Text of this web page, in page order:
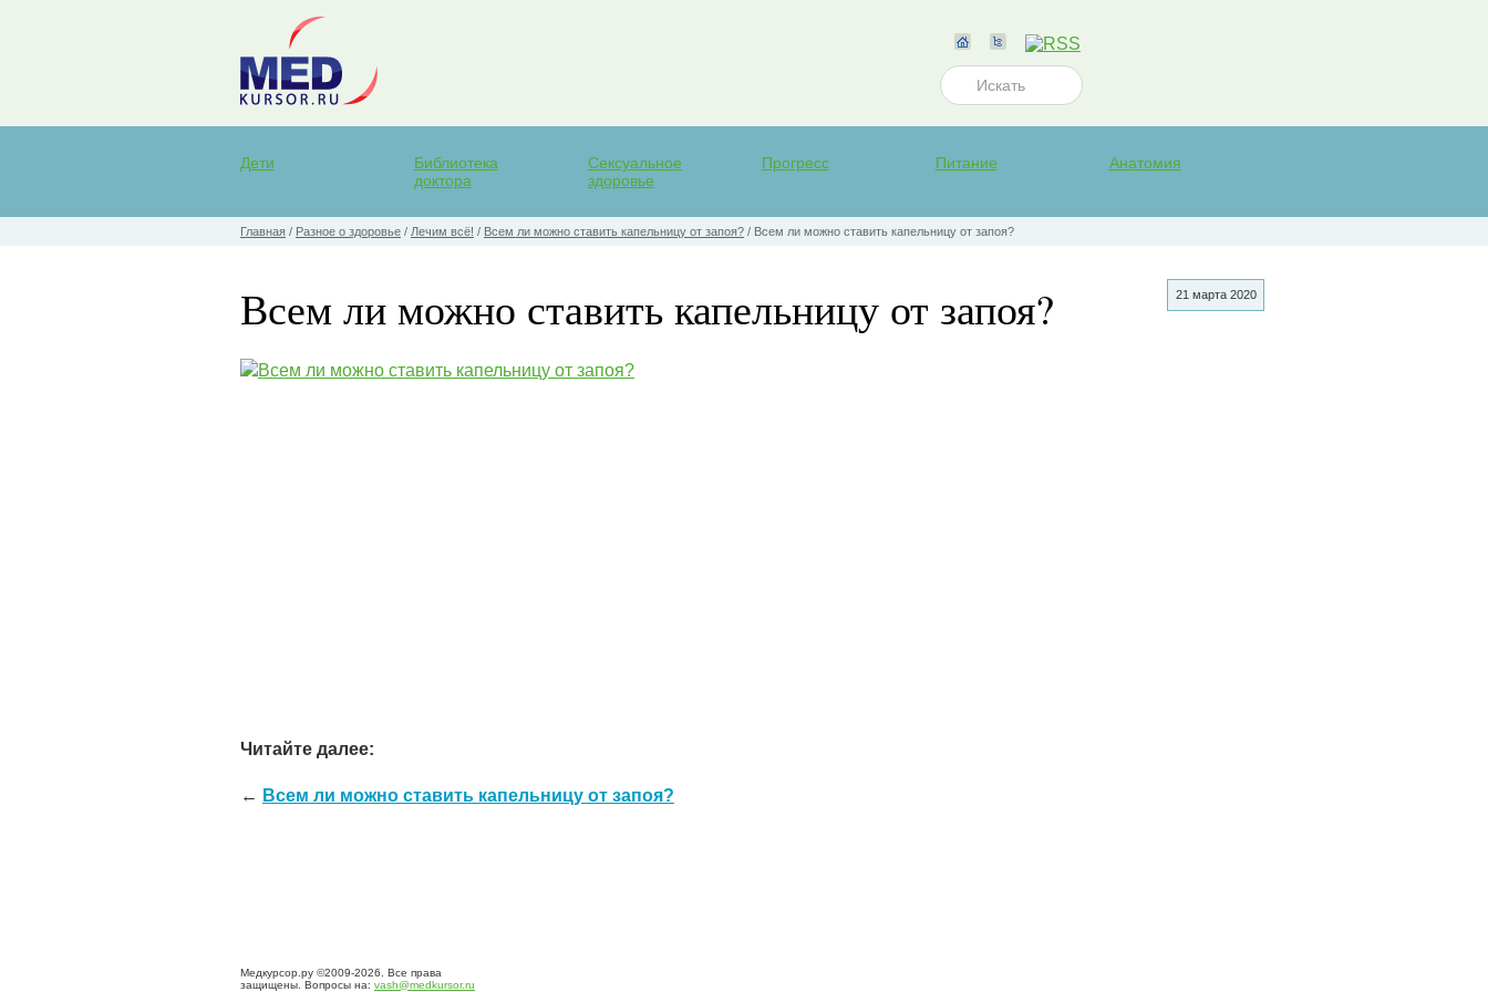
Дети
Библиотека
доктора
Сексуальное
здоровье
Прогресс Питание Анатомия
Главная / Разное о здоровье / Лечим всё! / Всем ли можно ставить капельницу от запоя? / Всем ли можно ставить капельницу от запоя?
21 марта 2020
Всем ли можно ставить капельницу от запоя?
Читайте далее:
← Всем ли можно ставить капельницу от запоя?
Медкурсор.ру ©2009-2026. Все права
защищены. Вопросы на: vash@medkursor.ru